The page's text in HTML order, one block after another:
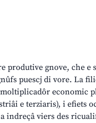
produtive gnove, che e
puescj di vore. La
economic
e terziaris), i efiets
indreçâ viers des